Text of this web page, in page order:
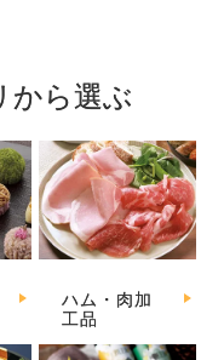
から選ぶ
ハム・肉加
工品